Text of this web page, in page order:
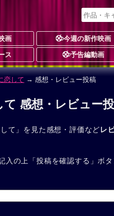
画 今週の新作映画
ス 予告編動画
恋して → 感想・レビュー投稿
感想・レビュー
て」を見た感想・評価などレ
入の上「投稿を確認する」ボタ